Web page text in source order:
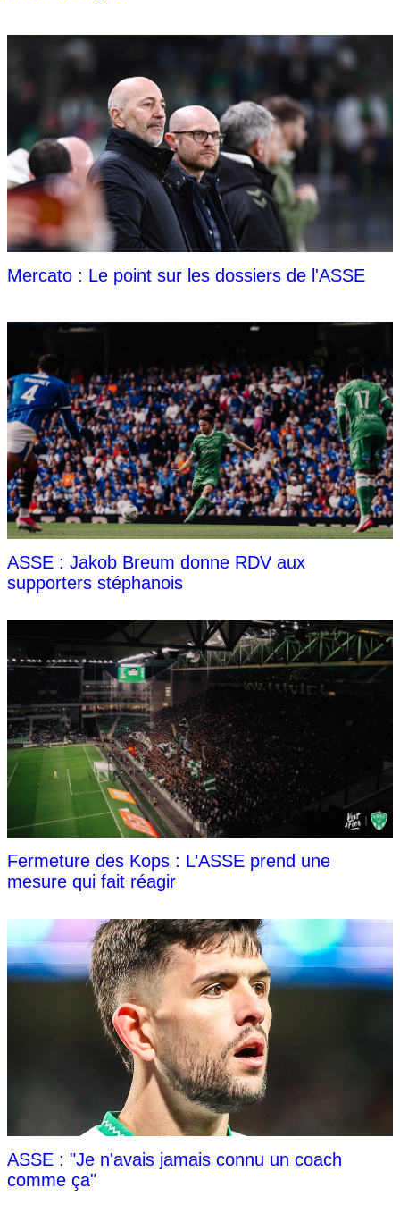
Mercato : Le point sur les dossiers de l'ASSE
ASSE : Jakob Breum donne RDV aux
supporters stéphanois
Fermeture des Kops : L’ASSE prend une
mesure qui fait réagir
ASSE : "Je n'avais jamais connu un coach
comme ça"